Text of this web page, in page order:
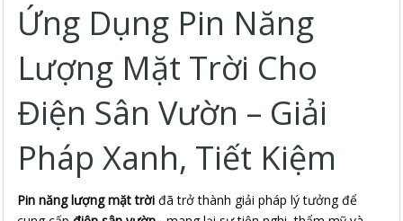
Ứng Dụng Pin Năng
Lượng Mặt Trời Cho
Điện Sân Vườn – Giải
Pháp Xanh, Tiết Kiệm
Pin năng lượng mặt trời đã trở thành giải pháp lý tưởng để